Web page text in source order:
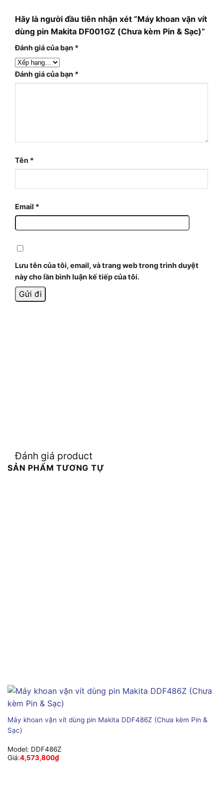
Hãy là người đầu tiên nhận xét “Máy khoan vặn vít
dùng pin Makita DF001GZ (Chưa kèm Pin & Sạc)”
Đánh giá của bạn *
Đánh giá của bạn *
Tên *
Email *
Lưu tên của tôi, email, và trang web trong trình duyệt
này cho lần bình luận kế tiếp của tôi.
Đánh giá product
SẢN PHẨM TƯƠNG TỰ
Máy khoan vặn vít dùng pin Makita DDF486Z (Chưa kèm Pin &
Sạc)
Model: DDF486Z
Giá:4,573,800₫